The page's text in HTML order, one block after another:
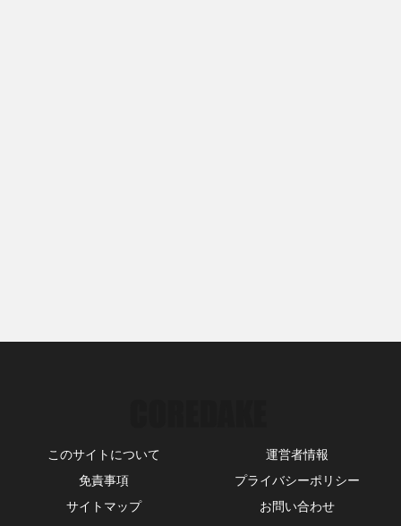
このサイトについて
運営者情報
免責事項
プライバシーポリシー
サイトマップ
お問い合わせ